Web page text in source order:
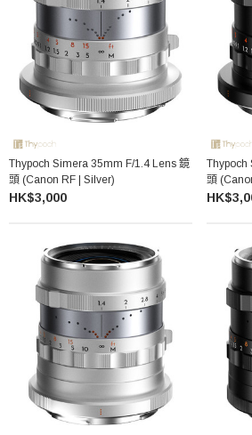
Thypoch Simera 35mm F/1.4 Lens 鏡
頭 (Canon RF | Silver)
HK$3,000
Thypoch
頭